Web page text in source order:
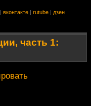
| вконтакте | rutube | дзен
часть 1: